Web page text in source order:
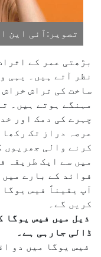
تصویر:آئی این
بڑھتی عمر کے
نظر آتے ہیں۔ یہی
ساخت کی تراش
مہنگے ہوتے ہیں۔
چہرے کی دمک اور
عرصہ دراز تک
کرنے والی جھریوں
میں سے ایک طریقہ
فوائد کے بارے
آپ یقیناً فیس
کریں گے۔
ذیل میں فیس یوگا
ڈالی جارہی ہے۔
فیس یوگا میں دو